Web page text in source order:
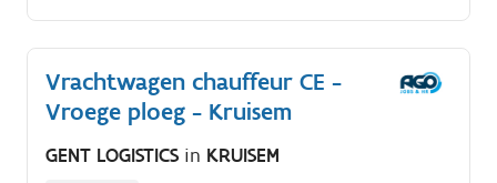
gedreven chauffeur voor in Waregem!
Vrachtwagen chauffeur CE -
Vroege ploeg - Kruisem
GENT LOGISTICS in KRUISEM